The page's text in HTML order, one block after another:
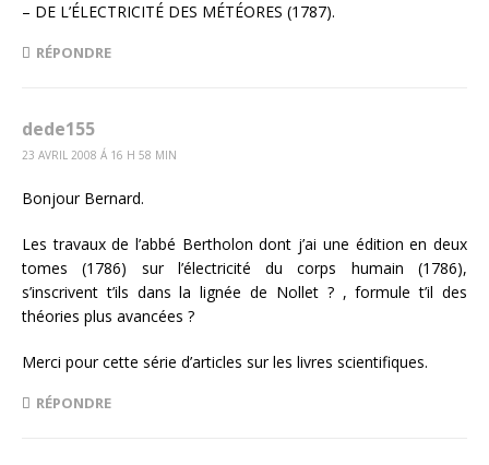
– DE L’ÉLECTRICITÉ DES MÉTÉORES (1787).
RÉPONDRE
dede155
23 AVRIL 2008 Á 16 H 58 MIN
Bonjour Bernard.
Les travaux de l’abbé Bertholon dont j’ai une édition en deux
tomes (1786) sur l’électricité du corps humain (1786),
s’inscrivent t’ils dans la lignée de Nollet ? , formule t’il des
théories plus avancées ?
Merci pour cette série d’articles sur les livres scientifiques.
RÉPONDRE